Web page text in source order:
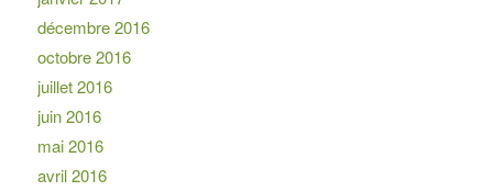
décembre 2016
octobre 2016
juillet 2016
juin 2016
mai 2016
avril 2016